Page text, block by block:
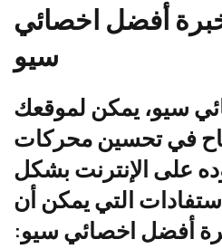
أفضل اخصائي
سيو
سيو، يمكن لموقعك
في تحسين محركات
على الإنترنت بشكل
التي يمكن أن
أفضل اخصائي سيو: